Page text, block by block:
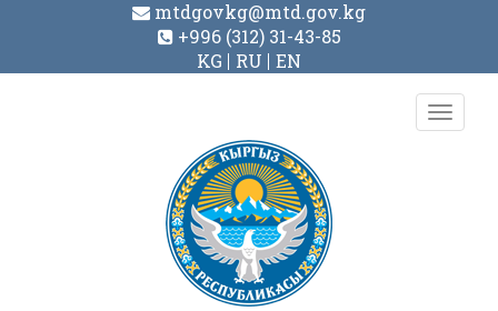
mtdgovkg@mtd.gov.kg
+996 (312) 31-43-85
KG
RU EN
Toggle